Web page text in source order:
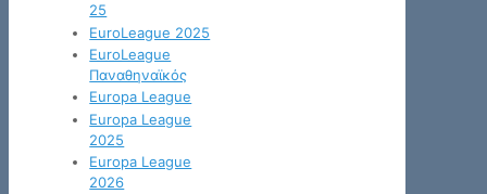
25
EuroLeague 2025
EuroLeague
Παναθηναϊκός
Europa League
Europa League
2025
Europa League
2026